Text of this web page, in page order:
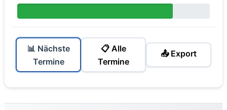
📊 Nächste
Termine
📋 Alle
Termine
📤 Export